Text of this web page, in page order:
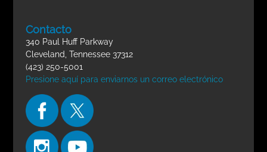
Contacto
340 Paul Huff Parkway
Cleveland, Tennessee 37312
(423) 250-5001
Presione aquí para enviarnos un correo electrónico